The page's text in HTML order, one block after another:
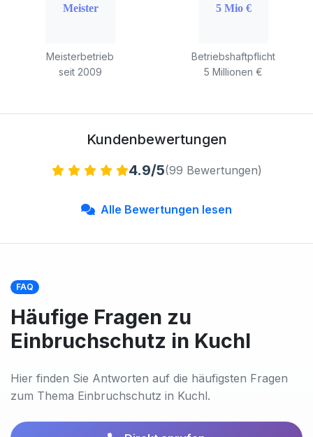
Meisterbetrieb
seit 2009
Betriebshaftpflicht
5 Millionen €
Kundenbewertungen
4.9/5(99 Bewertungen)
Alle Bewertungen lesen
FAQ
Häufige Fragen zu
Einbruchschutz in Kuchl
Hier finden Sie Antworten auf die häufigsten Fragen
zum Thema Einbruchschutz in Kuchl.